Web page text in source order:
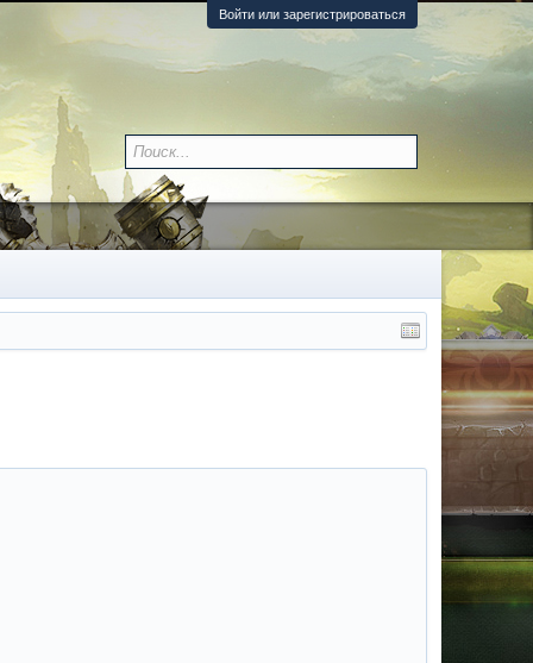
Войти или зарегистрироваться